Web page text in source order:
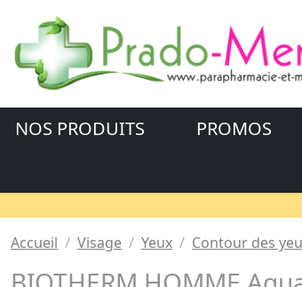
NOS PRODUITS PROMOS
Accueil Visage Yeux Contour des